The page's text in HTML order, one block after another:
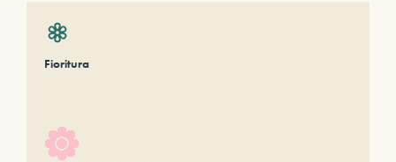
Fioritura